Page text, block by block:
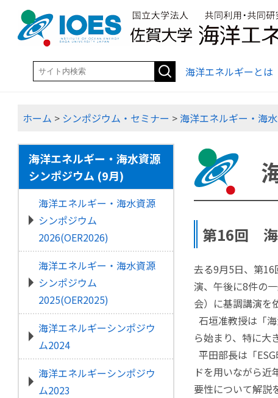
海洋エネルギーとは
ホーム > シンポジウム・セミナー >海洋エネルギー・海
海洋エネルギー・海水資源
シンポジウム (9月)
海洋エネルギー・海水資源
シンポジウム
2026(OER2026)
海洋エネルギー・海水資源
シンポジウム
2025(OER2025)
海洋エネルギーシンポジウ
ム2024
海洋エネルギーシンポジウ
ム2023
第16回 海
去る9月5日、第
演、午後に8件の
会）に基調講演を
石垣准教授は「
ら始まり、特に大
平田部長は「
ドを用いながら
要性について解説